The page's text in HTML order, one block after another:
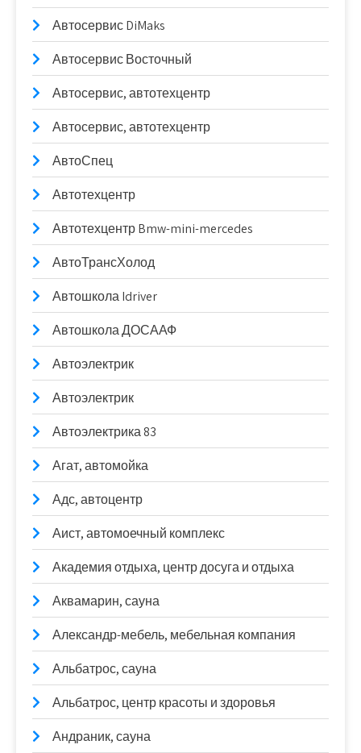
Автосервис DiMaks
Автосервис Восточный
Автосервис, автотехцентр
Автосервис, автотехцентр
АвтоСпец
Автотехцентр
Автотехцентр Bmw-mini-mercedes
АвтоТрансХолод
Автошкола Idriver
Автошкола ДОСААФ
Автоэлектрик
Автоэлектрик
Автоэлектрика 83
Агат, автомойка
Адс, автоцентр
Аист, автомоечный комплекс
Академия отдыха, центр досуга и отдыха
Аквамарин, сауна
Александр-мебель, мебельная компания
Альбатрос, сауна
Альбатрос, центр красоты и здоровья
Андраник, сауна